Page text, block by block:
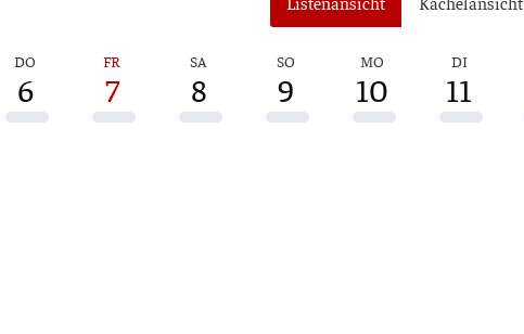
DO
6
FR
7
SA
8
SO
9
MO
10
DI
11